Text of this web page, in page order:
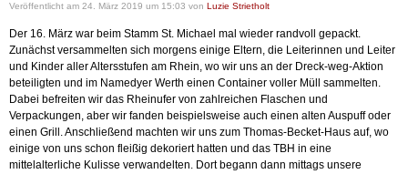
Veröffentlicht am 24. März 2019 um 15:03 von Luzie Strietholt
Der 16. März war beim Stamm St. Michael mal wieder randvoll gepackt.
Zunächst versammelten sich morgens einige Eltern, die Leiterinnen und Leiter
und Kinder aller Altersstufen am Rhein, wo wir uns an der Dreck-weg-Aktion
beteiligten und im Namedyer Werth einen Container voller Müll sammelten.
Dabei befreiten wir das Rheinufer von zahlreichen Flaschen und
Verpackungen, aber wir fanden beispielsweise auch einen alten Auspuff oder
einen Grill. Anschließend machten wir uns zum Thomas-Becket-Haus auf, wo
einige von uns schon fleißig dekoriert hatten und das TBH in eine
mittelalterliche Kulisse verwandelten. Dort begann dann mittags unsere